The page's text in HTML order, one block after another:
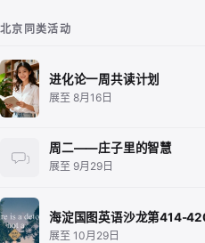
北京同类活动
进化论一周共读计划
展至 8月16日
周二——庄子里的智慧
展至 9月29日
海淀国图英语沙龙第414-
展至 10月29日